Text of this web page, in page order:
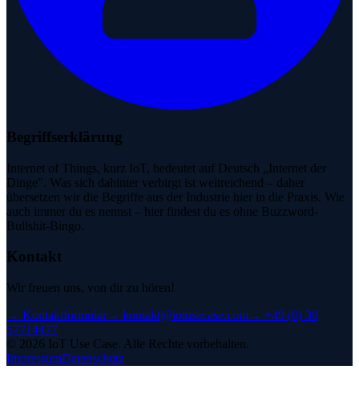
Begriffserklärung
Internet of Things, kurz IoT, bedeutet auf Deutsch „Internet der
Dinge". Was sich dahinter verbirgt ist weitreichend – daher
übersetzen wir die Begriffe aus der Industrie hier in die Praxis. Wie
auch immer du es nennst – hier findest du es ohne Buzzword-
Bullshit-Bingo.
Kontakt
Wir freuen uns, von dir zu hören!
→ Kontaktformular→ kontakt@iotusecase.com→ +49 (0) 30
57714477
© 2026 IoT Use Case. Alle Rechte vorbehalten.
ImpressumDatenschutz